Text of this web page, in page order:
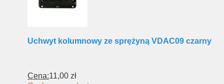
Uchwyt kolumnowy ze sprężyną VDAC09 czarny
Cena:11,00 zł